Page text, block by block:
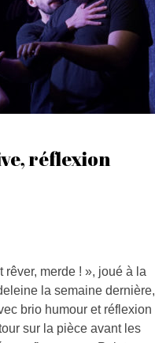
réflexion
merde ! », joué à la
la semaine dernière,
brio humour et réflexion
sur la pièce avant les